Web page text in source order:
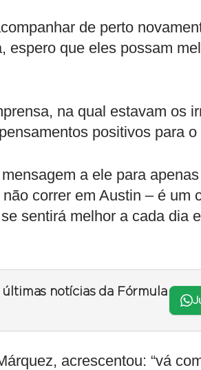
de perto
espero que eles possam
na qual estavam os
positivos para
a ele para
correr em Austin – é um
sentirá melhor a cada dia
últimas notícias da Fórmula
acrescentou: “vá